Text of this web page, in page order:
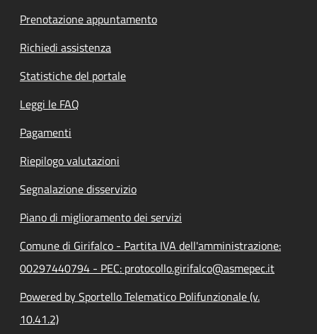
Prenotazione appuntamento
Richiedi assistenza
Statistiche del portale
Leggi le FAQ
Pagamenti
Riepilogo valutazioni
Segnalazione disservizio
Piano di miglioramento dei servizi
Comune di Girifalco - Partita IVA dell'amministrazione:
00297440794 - PEC: protocollo.girifalco@asmepec.it
Powered by Sportello Telematico Polifunzionale (v.
10.41.2)